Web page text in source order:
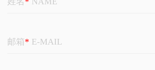
邮箱* E-MAIL